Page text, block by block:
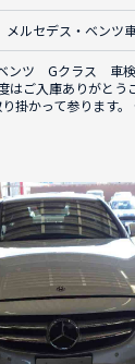
メルセデス・ベンツ
ンツ Gクラス 車検
ご入庫ありがとうご
掛かって参ります